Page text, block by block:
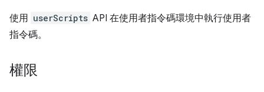
使用 userScripts API 在使用者指令碼環境中執行使用者
指令碼。
權限